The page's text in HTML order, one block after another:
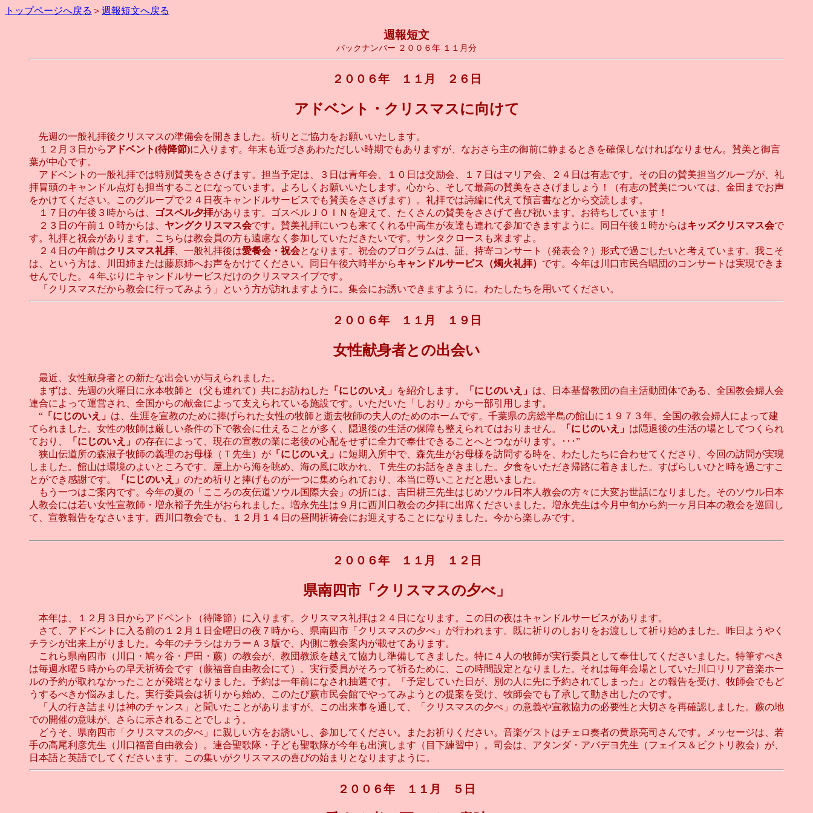
トップページへ戻る ＞ 週報短文へ戻る
週報短文
バックナンバー ２００６年 １１月分
２００６年 １１月 ２６日
アドベント・クリスマスに向けて
先週の一般礼拝後クリスマスの準備会を開きました。祈りとご協力をお願いいたします。
１２月３日からアドベント(待降節)に入ります。年末も近づきあわただしい時期でもありますが、なおさら主の御前に静まるときを確保しなければなりません。賛美と御言
葉が中心です。
アドベントの一般礼拝では特別賛美をささげます。担当予定は、３日は青年会、１０日は交励会、１７日はマリア会、２４日は有志です。その日の賛美担当グループが、礼
拝冒頭のキャンドル点灯も担当することになっています。よろしくお願いいたします。心から、そして最高の賛美をささげましょう！（有志の賛美については、金田までお声
をかけてください。このグループで２４日夜キャンドルサービスでも賛美をささげます）。礼拝では詩編に代えて預言書などから交読します。
１７日の午後３時からは、
ゴスペル夕拝があります。ゴスペルＪＯＩＮを迎えて、たくさんの賛美をささげて喜び祝います。お待ちしています！
２３日の午前１０時からは、 ヤングクリスマス会です。賛美礼拝にいつも来てくれる中高生が友達も連れて参加できますように。同日午後１時からはキッズクリスマス会で
す。礼拝と祝会があります。こちらは教会員の方も遠慮なく参加していただきたいです。サンタクロースも来ますよ。
２４日の午前はクリスマス礼拝、一般礼拝後は愛餐会・祝会となります。祝会のプログラムは、証、持寄コンサート（発表会？）形式で過ごしたいと考えています。我こそ
は、という方は、川田姉または藤原姉へお声をかけてください。同日午後六時半からキャンドルサービス（燭火礼拝） です。今年は川口市民合唱団のコンサートは実現できま
せんでした。４年ぶりにキャンドルサービスだけのクリスマスイブです。
「クリスマスだから教会に行ってみよう」という方が訪れますように。集会にお誘いできますように。わたしたちを用いてください。
２００６年 １１月 １９日
女性献身者との出会い
最近、女性献身者との新たな出会いが与えられました。
まずは、先週の火曜日に永本牧師と（父も連れて）共にお訪ねした
「にじのいえ」 を紹介します。 「にじのいえ」 は、日本基督教団の自主活動団体である、全国教会婦人会
連合によって運営され、全国からの献金によって支えられている施設です。いただいた「しおり」から一部引用します。
“ 「にじのいえ」 は、生涯を宣教のために捧げられた女性の牧師と逝去牧師の夫人のためのホームです。千葉県の房総半島の館山に１９７３年、全国の教会婦人によって建
てられました。女性の牧師は厳しい条件の下で教会に仕えることが多く、隠退後の生活の保障も整えられてはおりません。
「にじのいえ」 は隠退後の生活の場としてつくられ
ており、
「にじのいえ」 の存在によって、現在の宣教の業に老後の心配をせずに全力で奉仕できることへとつながります。･･･”
狭山伝道所の森淑子牧師の義理のお母様（Ｔ先生）が 「にじのいえ」 に短期入所中で、森先生がお母様を訪問する時を、わたしたちに合わせてくださり、今回の訪問が実現
しました。館山は環境のよいところです。屋上から海を眺め、海の風に吹かれ、Ｔ先生のお話をききました。夕食をいただき帰路に着きました。すばらしいひと時を過ごすこ
とができ感謝です。
「にじのいえ」 のため祈りと捧げものが一つに集められており、本当に尊いことだと思いました。
もう一つはご案内です。今年の夏の「こころの友伝道ソウル国際大会」の折には、吉田耕三先生はじめソウル日本人教会の方々に大変お世話になりました。そのソウル日本
人教会には若い女性宣教師・増永裕子先生がおられました。増永先生は９月に西川口教会の夕拝に出席くださいました。増永先生は今月中旬から約一ヶ月日本の教会を巡回し
て、宣教報告をなさいます。西川口教会でも、１２月１４日の昼間祈祷会にお迎えすることになりました。今から楽しみです。
２００６年 １１月 １２日
県南四市「クリスマスの夕べ」
本年は、１２月３日からアドベント（待降節）に入ります。クリスマス礼拝は２４日になります。この日の夜はキャンドルサービスがあります。
さて、アドベントに入る前の１２月１日金曜日の夜７時から、県南四市「クリスマスの夕べ」が行われます。既に祈りのしおりをお渡しして祈り始めました。昨日ようやく
チラシが出来上がりました。今年のチラシはカラーＡ３版で、内側に教会案内が載せてあります。
これら県南四市（川口・鳩ヶ谷・戸田・蕨）の教会が、教団教派を越えて協力し準備してきました。特に４人の牧師が実行委員として奉仕してくださいました。特筆すべき
は毎週水曜５時からの早天祈祷会です（蕨福音自由教会にて）。実行委員がそろって祈るために、この時間設定となりました。それは毎年会場としていた川口リリア音楽ホー
ルの予約が取れなかったことが発端となりました。予約は一年前になされ抽選です。「予定していた日が、別の人に先に予約されてしまった」との報告を受け、牧師会でもど
うするべきか悩みました。実行委員会は祈りから始め、このたび蕨市民会館でやってみようとの提案を受け、牧師会でも了承して動き出したのです。
「人の行き詰まりは神のチャンス」と聞いたことがありますが、この出来事を通して、「クリスマスの夕べ」の意義や宣教協力の必要性と大切さを再確認しました。蕨の地
での開催の意味が、さらに示されることでしょう。
どうそ、県南四市「クリスマスの夕べ」に親しい方をお誘いし、参加してください。またお祈りください。音楽ゲストはチェロ奏者の黄原亮司さんです。メッセージは、若
手の高尾利彦先生（川口福音自由教会）。連合聖歌隊・子ども聖歌隊が今年も出演します（目下練習中）。司会は、アタンダ・アバデヨ先生（フェイス＆ビクトリ教会）が、
日本語と英語でしてくださいます。この集いがクリスマスの喜びの始まりとなりますように。
２００６年 １１月 ５日